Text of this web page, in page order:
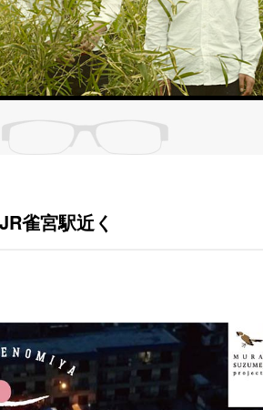
雀宮駅近く